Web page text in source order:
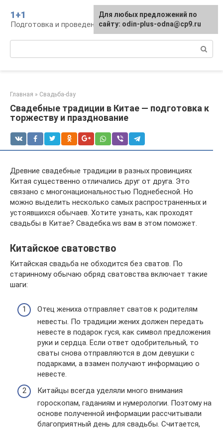
контенту
1+1
Подготовка и проведение свадьбы, традиции
Главная » Свадьба-day
Свадебные традиции в Китае — подготовка к
торжеству и празднование
Древние свадебные традиции в разных провинциях
Китая существенно отличались друг от друга. Это
связано с многонациональностью Поднебесной. Но
можно выделить несколько самых распространенных и
устоявшихся обычаев. Хотите узнать, как проходят
свадьбы в Китае? Свадебка.ws вам в этом поможет.
Китайское сватовство
Китайская свадьба не обходится без сватов. По
старинному обычаю обряд сватовства включает такие
шаги:
Отец жениха отправляет сватов к родителям
невесты. По традиции жених должен передать
невесте в подарок гуся, как символ предложения
руки и сердца. Если ответ одобрительный, то
сваты снова отправляются в дом девушки с
подарками, а взамен получают информацию о
невесте.
Китайцы всегда уделяли много внимания
гороскопам, гаданиям и нумерологии. Поэтому на
основе полученной информации рассчитывали
благоприятный день для свадьбы. Считается,
Для любых предложений по
сайту: odin-plus-odna@cp9.ru